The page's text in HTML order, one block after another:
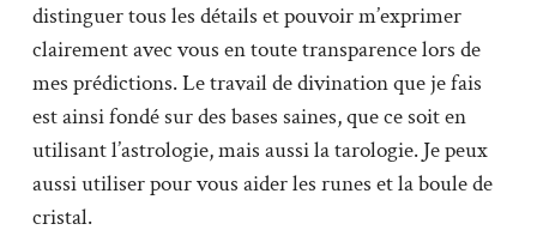
distinguer tous les détails et pouvoir m’exprimer
clairement avec vous en toute transparence lors de
mes prédictions. Le travail de divination que je fais
est ainsi fondé sur des bases saines, que ce soit en
utilisant l’astrologie, mais aussi la tarologie. Je peux
aussi utiliser pour vous aider les runes et la boule de
cristal.